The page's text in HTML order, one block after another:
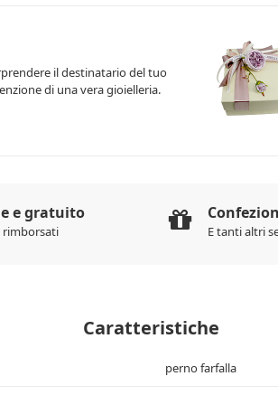
il destinatario del tuo
di una vera gioielleria.
e gratuito
rimborsati E tanti altri
Caratteristiche
perno farfalla